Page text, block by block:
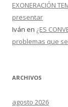
EXONERACIÓN
presentar
Iván en ¿ES
problemas que
ARCHIVOS
agosto 2026